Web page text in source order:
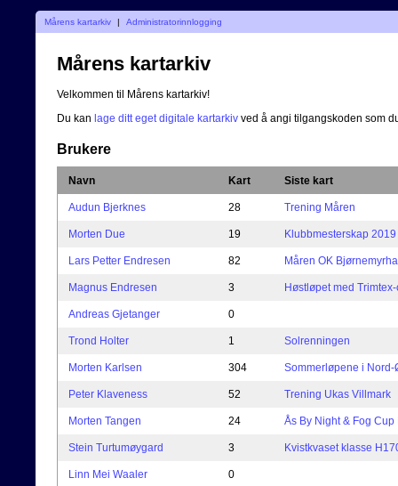
Mårens kartarkiv | Administratorinnlogging
Mårens kartarkiv
Velkommen til Mårens kartarkiv!
Du kan lage ditt eget digitale kartarkiv ved å angi tilgangskoden som
Brukere
Navn Kart Siste kart
Audun Bjerknes 28 Trening Måren
Morten Due 19 Klubbmesterskap 2019
Lars Petter Endresen 82 Måren OK
Magnus Endresen 3 Høstløpet med
Andreas Gjetanger 0
Trond Holter 1 Solrenningen
Morten Karlsen 304 Sommerløpene i
Peter Klaveness 52 Trening Ukas Villmark
Morten Tangen 24 Ås By Night & Fog Cup
Stein Turtumøygard 3 Kvistkvaset klasse
Linn Mei Waaler 0